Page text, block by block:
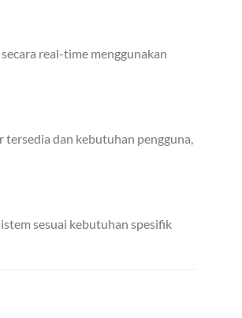
real-time menggunakan
dan kebutuhan pengguna,
sesuai kebutuhan spesifik